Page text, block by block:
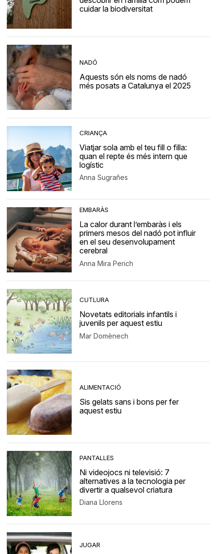
cuidar la biodiversitat
NADÓ
Aquests són els noms de nadó
més posats a Catalunya el 2025
CRIANÇA
Viatjar sola amb el teu fill o filla:
quan el repte és més intern que
logístic
Anna Sugrañes
EMBARÀS
La calor durant l’embaràs i els
primers mesos del nadó pot influir
en el seu desenvolupament
cerebral
Anna Mira Perich
CUTLURA
Novetats editorials infantils i
juvenils per aquest estiu
Mar Domènech
ALIMENTACIÓ
Sis gelats sans i bons per fer
aquest estiu
PANTALLES
Ni videojocs ni televisió: 7
alternatives a la tecnologia per
divertir a qualsevol criatura
Diana Llorens
JUGAR